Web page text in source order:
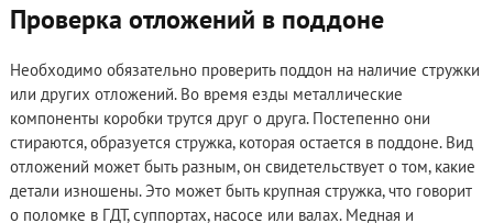
Проверка отложений в поддоне
Необходимо обязательно проверить поддон на наличие стружки
или других отложений. Во время езды металлические
компоненты коробки трутся друг о друга. Постепенно они
стираются, образуется стружка, которая остается в поддоне. Вид
отложений может быть разным, он свидетельствует о том, какие
детали изношены. Это может быть крупная стружка, что говорит
о поломке в ГДТ, суппортах, насосе или валах. Медная и